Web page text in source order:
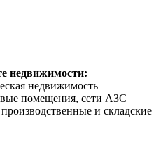
недвижимости:
недвижимость
помещения, сети АЗС
и складские